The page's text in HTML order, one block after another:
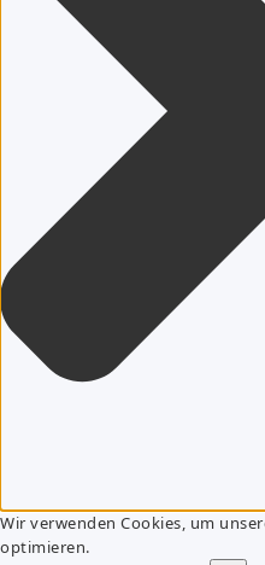
Wir verwenden Cookies, um
optimieren.